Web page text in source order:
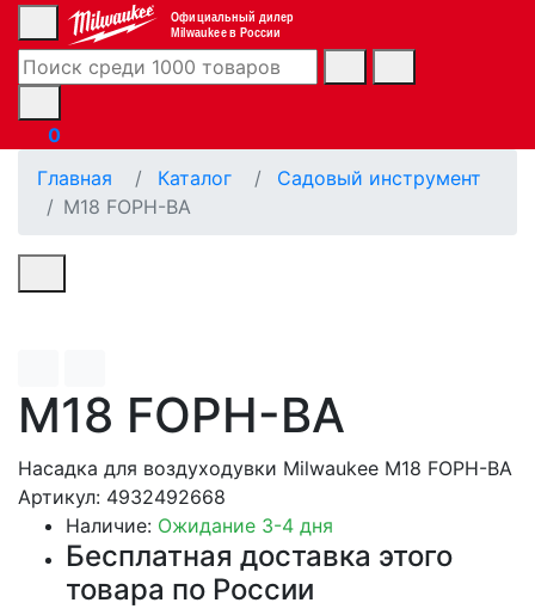
Официальный дилер
Milwaukee в России
0
Главная
Каталог
Садовый инструмент
M18 FOPH-BA
M18 FOPH-BA
Насадка для воздуходувки Milwaukee M18 FOPH-BA
Артикул: 4932492668
Наличие: Ожидание 3-4 дня
Бесплатная доставка этого
товара по России